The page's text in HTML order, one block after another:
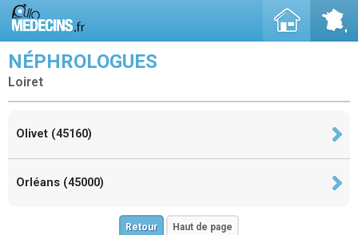
NÉPHROLOGUES
Loiret
Olivet (45160)
Orléans (45000)
Retour Haut de page